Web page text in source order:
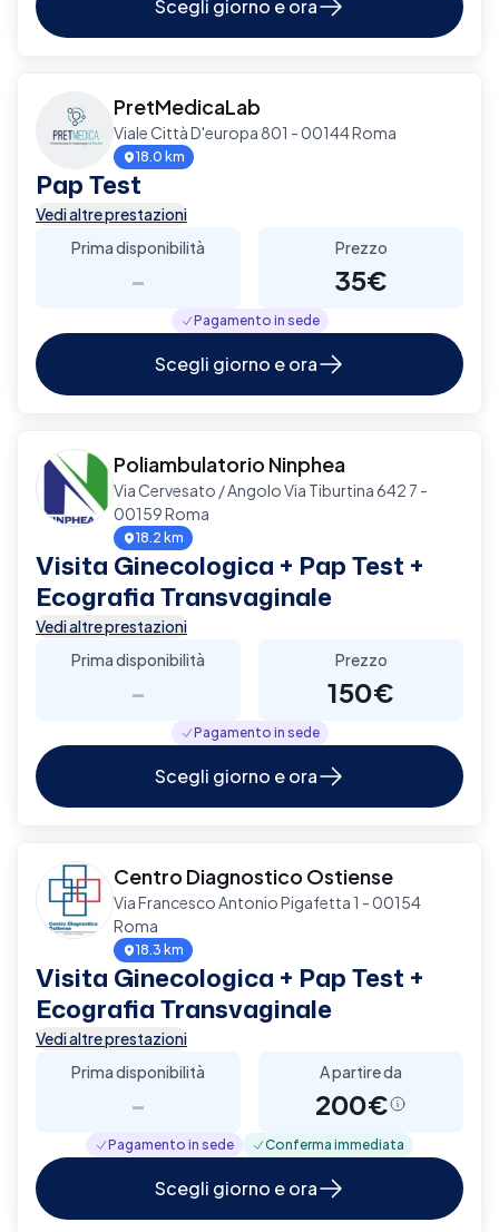
Scegli giorno e ora
PretMedicaLab
Viale Città D'europa 801 - 00144 Roma
18.0 km
Pap Test
Vedi altre prestazioni
Prima disponibilità
-
Prezzo
35€
Pagamento in sede
Scegli giorno e ora
Poliambulatorio Ninphea
Via Cervesato / Angolo Via Tiburtina 642 7 -
00159 Roma
18.2 km
Visita Ginecologica + Pap Test +
Ecografia Transvaginale
Vedi altre prestazioni
Prima disponibilità
-
Prezzo
150€
Pagamento in sede
Scegli giorno e ora
Centro Diagnostico Ostiense
Via Francesco Antonio Pigafetta 1 - 00154
Roma
18.3 km
Visita Ginecologica + Pap Test +
Ecografia Transvaginale
Vedi altre prestazioni
Prima disponibilità
-
A partire da
200€
Pagamento in sede Conferma immediata
Scegli giorno e ora